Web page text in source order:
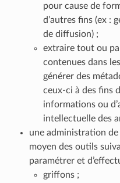
pour cause de
d’autres fins (ex :
de diffusion) ;
extraire tout ou
contenues dans
générer des
ceux-ci à des fins
informations ou
intellectuelle des
une administration
moyen des outils
paramétrer et
griffons ;